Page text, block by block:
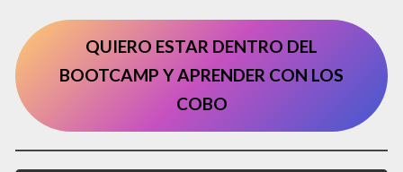
QUIERO ESTAR DENTRO DEL
BOOTCAMP Y APRENDER CON LOS
COBO